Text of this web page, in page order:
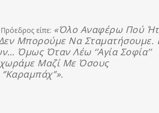
είπε: «Όλο Αναφέρω Πού
Μπορούμε Να Σταματήσουμε.
Όμως Όταν Λέω ‘’Αγία Σοφία’’
Μαζί Με Όσους